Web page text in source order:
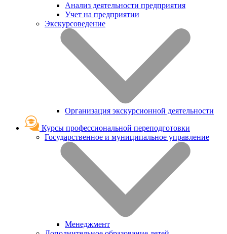
Анализ деятельности предприятия
Учет на предприятии
Экскурсоведение
Организация экскурсионной деятельности
Курсы профессиональной переподготовки
Государственное и муниципальное управление
Менеджмент